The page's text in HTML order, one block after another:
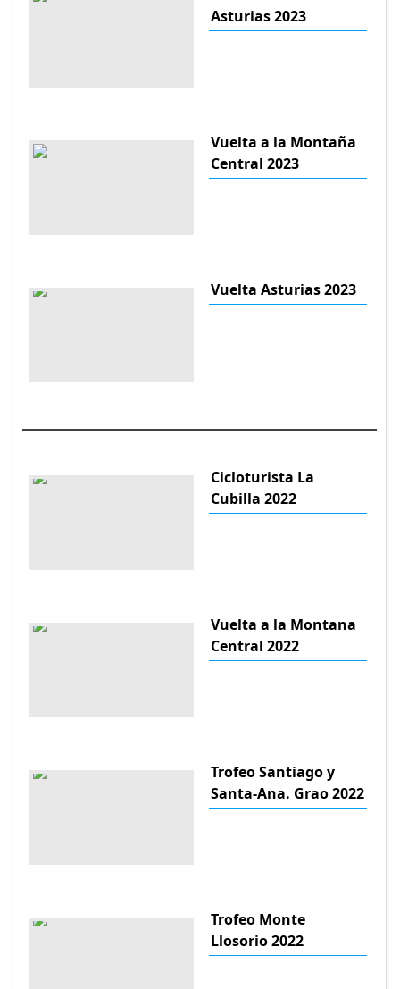
Asturias 2023
Vuelta a la Montaña
Central 2023
Vuelta Asturias 2023
Cicloturista La
Cubilla 2022
Vuelta a la Montana
Central 2022
Trofeo Santiago y
Santa-Ana. Grao 2022
Trofeo Monte
Llosorio 2022